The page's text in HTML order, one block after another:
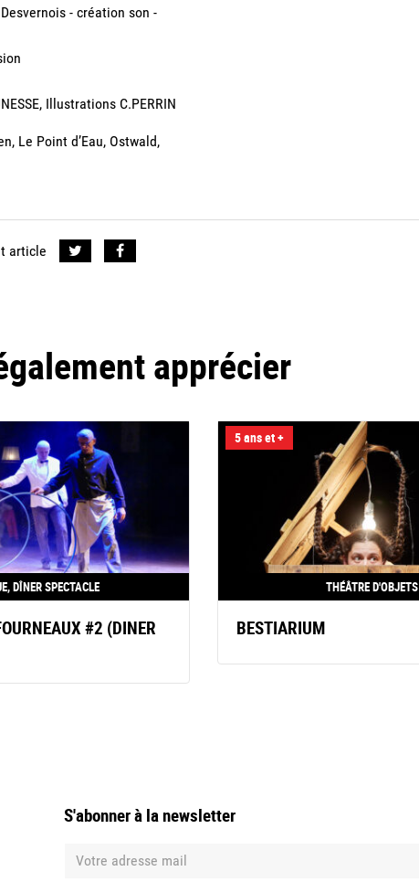
- création son -
Illustrations C.PERRIN
Le Point d’Eau, Ostwald,
article
apprécier
DÎNER SPECTACLE
#2 (DINER
5 ans et +
THÉÂTRE D'OBJETS
BESTIARIUM
S'abonner à la newsletter